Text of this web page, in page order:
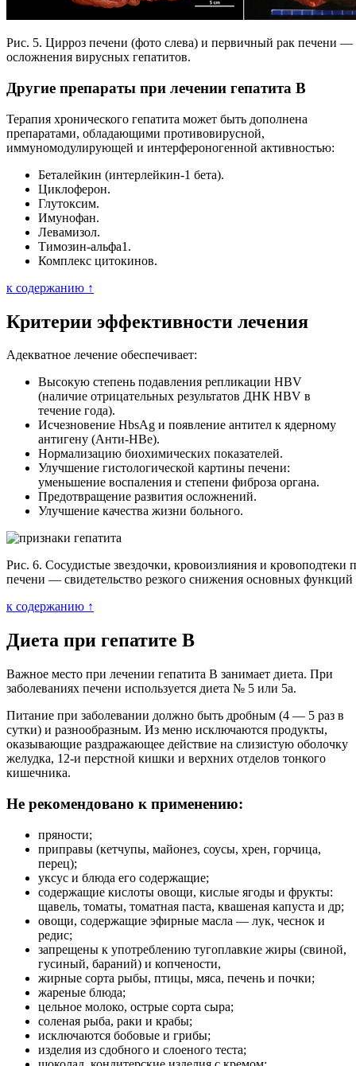
Рис. 5. Цирроз печени (фото слева) и первичный рак печени —
осложнения вирусных гепатитов.
Другие препараты при лечении гепатита В
Терапия хронического гепатита может быть дополнена
препаратами, обладающими противовирусной,
иммуномодулирующей и интерфероногенной активностью:
Беталейкин (интерлейкин-1 бета).
Циклоферон.
Глутоксим.
Имунофан.
Левамизол.
Тимозин-альфа1.
Комплекс цитокинов.
к содержанию ↑
Критерии эффективности лечения
Адекватное лечение обеспечивает:
Высокую степень подавления репликации HBV
(наличие отрицательных результатов ДНК HBV в
течение года).
Исчезновение HbsAg и появление антител к ядерному
антигену (Анти-HBe).
Нормализацию биохимических показателей.
Улучшение гистологической картины печени:
уменьшение воспаления и степени фиброза органа.
Предотвращение развития осложнений.
Улучшение качества жизни больного.
Рис. 6. Сосудистые звездочки, кровоизлияния и кровоподтеки
печени — свидетельство резкого снижения основных функций
к содержанию ↑
Диета при гепатите В
Важное место при лечении гепатита В занимает диета. При
заболеваниях печени используется диета № 5 или 5а.
Питание при заболевании должно быть дробным (4 — 5 раз в
сутки) и разнообразным. Из меню исключаются продукты,
оказывающие раздражающее действие на слизистую оболочку
желудка, 12-и перстной кишки и верхних отделов тонкого
кишечника.
Не рекомендовано к применению:
пряности;
приправы (кетчупы, майонез, соусы, хрен, горчица,
перец);
уксус и блюда его содержащие;
содержащие кислоты овощи, кислые ягоды и фрукты:
щавель, томаты, томатная паста, квашеная капуста и др;
овощи, содержащие эфирные масла — лук, чеснок и
редис;
запрещены к употреблению тугоплавкие жиры (свиной,
гусиный, бараний) и копчености,
жирные сорта рыбы, птицы, мяса, печень и почки;
жареные блюда;
цельное молоко, острые сорта сыра;
соленая рыба, раки и крабы;
исключаются бобовые и грибы;
изделия из сдобного и слоеного теста;